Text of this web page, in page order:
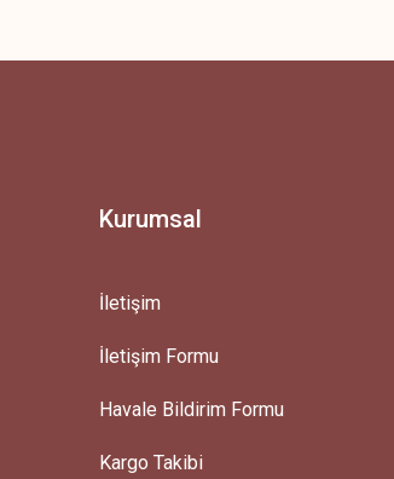
Bu ürüne ilk yorumu siz yapın!
Ürün hakkında henüz soru sorulmamış.
Gönder
Kurumsal
İletişim
İletişim Formu
Havale Bildirim Formu
Kargo Takibi